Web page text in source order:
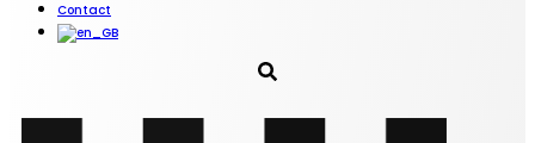
Contact